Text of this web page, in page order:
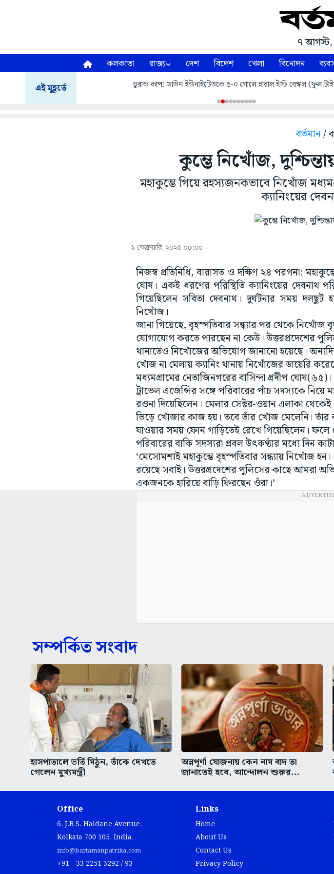
৭
কলকাতা রাজ্য দেশ বিদেশ খেলা বিনোদন
এই মুহূর্তে ডুরান্ড কাপ: সাউথ ইউনাইটেডকে ৫-০ গোলে হারাল ইস্ট বেঙ্গল (ফুল
বর্তমান/
কুম্ভে নিখোঁজ,
মহাকুম্ভে গিয়ে রহস্যজনকভাবে নিখোঁজ
ক্যানিংয়ের
১ ফেব্রুয়ারি, ২০২৫ ০০:০০
নিজস্ব প্রতিনিধি, বারাসত ও দক্ষিণ ২৪ পরগনা:
ঘোষ। একই ধরণের পরিস্থিতি ক্যানিংয়ের দেবনাথ
গিয়েছিলেন সবিতা দেবনাথ। দুর্ঘটনার সময়
নিখোঁজ।
জানা গিয়েছে, বৃহস্পতিবার সন্ধ্যার পর থেকে নিখোঁজ
যোগাযোগ করতে পারছেন না কেউ। উত্তরপ্রদেশের
থানাতেও নিখোঁজের অভিযোগ জানানো হয়েছে।
খোঁজ না মেলায় ক্যানিং থানায় নিখোঁজের ডায়েরি
মধ্যমগ্রামের নেতাজিনগরের বাসিন্দা প্রদীপ
ট্রাভেল এজেন্সির সঙ্গে পরিবারের পাঁচ সদস্যকে নিয়ে
রওনা দিয়েছিলেন। মেলার সেক্টর-ওয়ান এলাকা থেকেই
ভিড়ে খোঁজার কাজ হয়। তবে তাঁর খোঁজ মেলেনি।
যাওয়ার সময় ফোন গাড়িতেই রেখে গিয়েছিলেন। ফলে
পরিবারের বাকি সদস্যরা প্রবল উৎকণ্ঠার মধ্যে দিন
‘মেসোমশাই মহাকুম্ভে বৃহস্পতিবার সন্ধ্যায় নিখোঁজ
রয়েছে সবাই। উত্তরপ্রদেশের পুলিসের কাছে আমরা
একজনকে হারিয়ে বাড়ি ফিরছেন ওঁরা।’
সম্পর্কিত সংবাদ
হাসপাতালে ভর্তি মিঠুন, তাঁকে দেখতে
গেলেন মুখ্যমন্ত্রী
অন্নপূর্ণা যোজনায় কেন নাম বাদ তা
জানাতেই হবে, আন্দোলন শুরুর...
Office
6, J.B.S. Haldane Avenue,
Kolkata 700 105, India.
info@bartamanpatrika.com
+91 - 33 2251 3292 / 93
Links
Home
About Us
Contact Us
Privacy Policy